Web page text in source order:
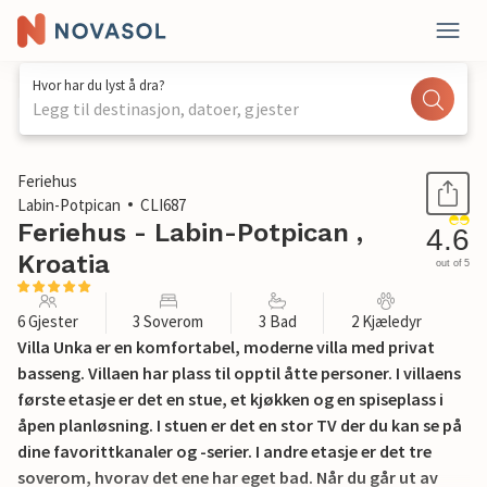
Hvor har du lyst å dra?
Legg til destinasjon, datoer, gjester
1 / 55
Feriehus
Labin-Potpican
CLI687
Feriehus - Labin-Potpican ,
Kroatia
4.6
out of 5
6 Gjester 3 Soverom 3 Bad 2 Kjæledyr
Villa Unka er en komfortabel, moderne villa med privat
basseng. Villaen har plass til opptil åtte personer. I villaens
første etasje er det en stue, et kjøkken og en spiseplass i
åpen planløsning. I stuen er det en stor TV der du kan se på
dine favorittkanaler og -serier. I andre etasje er det tre
soverom, hvorav det ene har eget bad. Når du går ut av